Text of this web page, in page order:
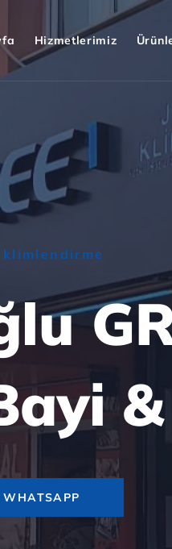
Hizmetlerimiz
WHATSAPP